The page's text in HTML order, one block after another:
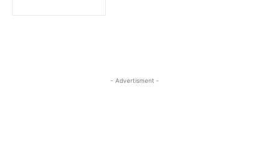
- Advertisment -